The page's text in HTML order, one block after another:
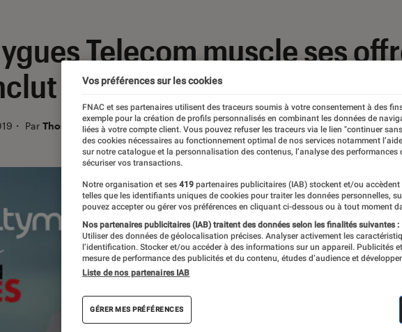
Telecom muscle ses
Canal+ Séries
・ Par Thomas Estimbre
Vos préférences sur les cookies
FNAC et ses partenaires utilisent des traceurs soumis à votre consentement à des
exemple pour la création de profils personnalisés en combinant les données de
liées à votre compte client. Vous pouvez refuser les traceurs via le lien "continuer
des cookies nécessaires au fonctionnement optimal de nos services notamment
sur notre catalogue et la personnalisation des contenus, l’analyse des performances
sécuriser vos transactions.
Notre organisation et ses 419 partenaires publicitaires (IAB) stockent et/ou
telles que les identifiants uniques de cookies pour traiter les données personnelles,
pouvez accepter ou gérer vos préférences en cliquant ci-dessous ou à tout moment
Nos partenaires publicitaires (IAB) traitent des données selon les finalités suivantes :
Utiliser des données de géolocalisation précises. Analyser activement les
l’identification. Stocker et/ou accéder à des informations sur un appareil. Publicités
mesure de performance des publicités et du contenu, études d’audience et
Liste de nos partenaires IAB
GÉRER MES PRÉFÉRENCES